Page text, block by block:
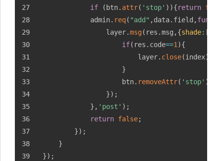
if
( btn. attr( 'stop' ) ){return
			admin
. req( "add" ,data. field ,
				layer
.msg( res .msg ,{shade:
if( res . code==1 ){
						layer
. close(index)
}
					btn
. removeAttr( 'stop' )
}) ;
} , 'post' ) ;
return false;
}) ;
}
}) ;